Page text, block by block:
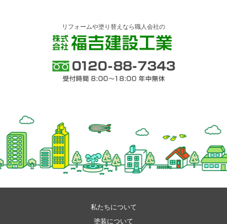
リフォームや塗り替えなら職人会社の
私たちについて
塗装について